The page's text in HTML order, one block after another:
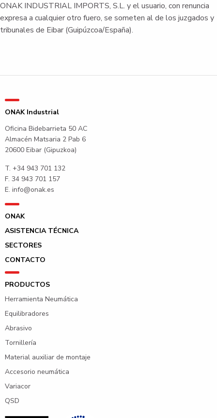
ONAK INDUSTRIAL IMPORTS, S.L. y el usuario, con renuncia
expresa a cualquier otro fuero, se someten al de los juzgados y
tribunales de Eibar (Guipúzcoa/España).
ONAK Industrial
Oficina Bidebarrieta 50 AC
Almacén Matsaria 2 Pab 6
20600 Eibar (Gipuzkoa)
T. +34 943 701 132
F. 34 943 701 157
E. info@onak.es
ONAK
ASISTENCIA TÉCNICA
SECTORES
CONTACTO
PRODUCTOS
Herramienta Neumática
Equilibradores
Abrasivo
Tornillería
Material auxiliar de montaje
Accesorio neumática
Variacor
QSD